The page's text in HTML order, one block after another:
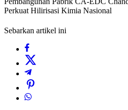
Perkuat Hilirisasi Kimia Nasional
Sebarkan artikel ini